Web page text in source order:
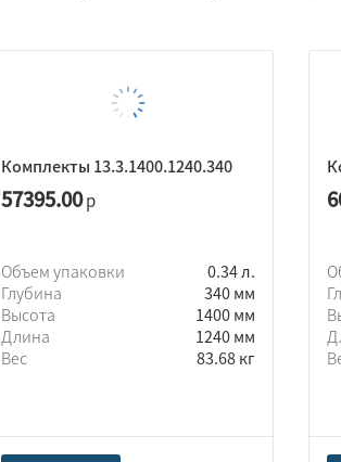
Комплекты 13.3.1400.1240.340
57395.00р
Объем упаковки
0.34 л.
Глубина
340 мм
Высота
1400 мм
Длина
1240 мм
Вес
83.68 кг